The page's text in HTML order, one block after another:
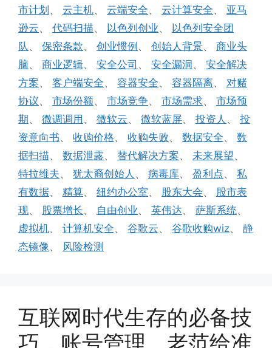
市计划、 云主机、 云端安全、 云计算安全、 亚马
逊云、 代码扫描、 以色列创业、 以色列安全团
队 、 保密条款、 创业惯例、 创始人背景、 商业头
脑、 商业逻辑、 安全公司 、 安全漏洞、 安全解决
方案、 客户端安全、 容器安全、 容器隔离、 对赌
协议 、 市场份额、 市场竞争、 市场需求、 市场预
期、 微调调用 、 微软云、 微软蓝屏、 投资人 、 投
资意向书、 收购价格、 收购失败、 数据安全、 数
据扫描、 数据泄露、 替代解决方案、 未来展望、
特拉维夫、 犹太裔创始人 、 病毒库、 盈利点、 私
有数据、 精算、 纽约办公室、 股东大会、 股市表
现、 股票增长、 自由创业、 英伟达、 萨斯系统、
虚拟机、 计算机安全、 谷歌云、 谷歌收购wiz、 静
态镜像 、 风险检测
互联网时代生存的必备技
巧，账号管理。老范给准